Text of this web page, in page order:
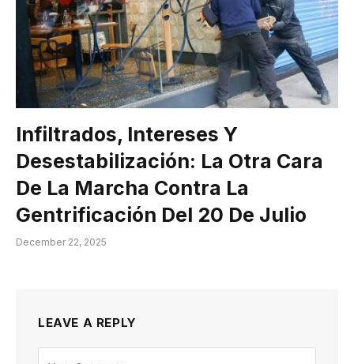
Infiltrados, Intereses Y
Desestabilización: La Otra Cara
De La Marcha Contra La
Gentrificación Del 20 De Julio
December 22, 2025
LEAVE A REPLY